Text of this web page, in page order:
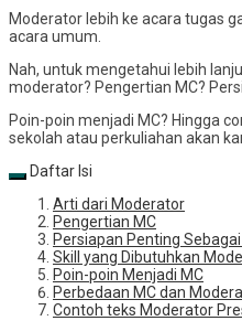
Moderator lebih ke acara tugas
acara umum.
Nah, untuk mengetahui lebih
moderator? Pengertian MC?
Poin-poin menjadi MC? Hingga
sekolah atau perkuliahan akan
Daftar Isi
Arti dari Moderator
Pengertian MC
Persiapan Penting
Skill yang Dibutuhkan
Poin-poin Menjadi MC
Perbedaan MC dan
Contoh teks Moderator